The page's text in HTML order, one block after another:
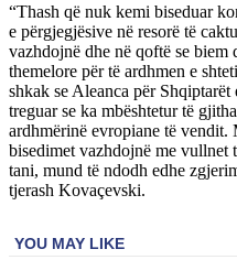
“Thash që nuk kemi biseduar
e përgjegjësive në resorë të
vazhdojnë dhe në qoftë se
themelore për të ardhmen e
shkak se Aleanca për
treguar se ka mbështetur të
ardhmërinë evropiane të vendit.
bisedimet vazhdojnë me vullnet
tani, mund të ndodh edhe
tjerash Kovaçevski.